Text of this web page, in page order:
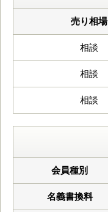
売り相場
相談
相談
相談
会員種別
名義書換料